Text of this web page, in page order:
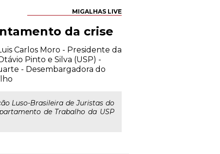
MIGALHAS LIVE
da crise
Carlos Moro - Presidente da
Pinto e Silva (USP) -
- Desembargadora do
Luso-Brasileira de Juristas do
de Trabalho da USP